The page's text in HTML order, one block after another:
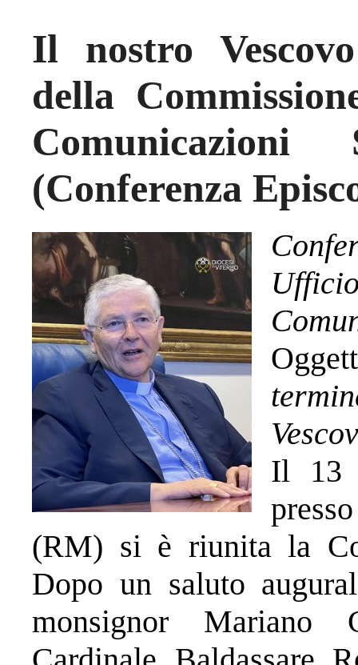
Il nostro
della
(Conferenza
Il 13
(RM) si è riunita la
Dopo un saluto
monsignor Mariano